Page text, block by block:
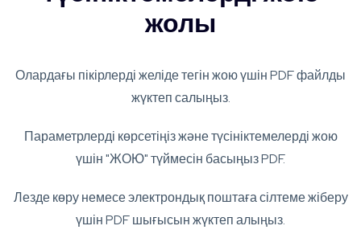
жолы
Олардағы пікірлерді желіде тегін жою үшін PDF файлды
жүктеп салыңыз.
Параметрлерді көрсетіңіз және түсініктемелерді жою
үшін "ЖОЮ" түймесін басыңыз PDF.
Лезде көру немесе электрондық поштаға сілтеме жіберу
үшін PDF шығысын жүктеп алыңыз.